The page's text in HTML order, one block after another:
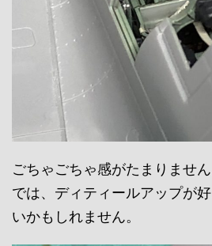
ごちゃごちゃ感がたまりませ
では、ディティールアップが
いかもしれません。